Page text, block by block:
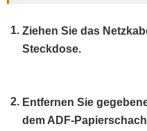
Ziehen Sie das
Steckdose.
Entfernen Sie
dem ADF-